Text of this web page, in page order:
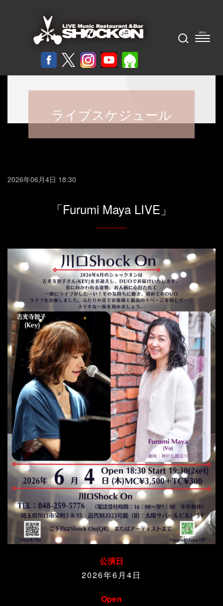
ライブスケジュール
2026年06月4日 18:30
「Furumi Maya LIVE」
公演日
2026年6月4日
Open